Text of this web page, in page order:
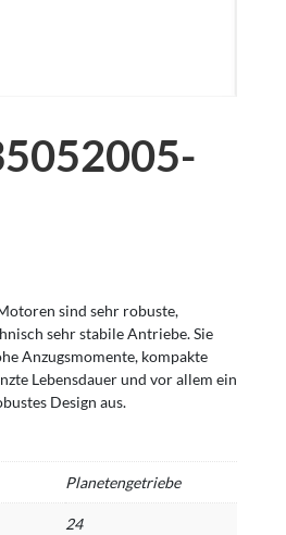
sind sehr robuste,
sehr stabile Antriebe. Sie
Anzugsmomente, kompakte
Lebensdauer und vor allem ein
Design aus.
Planetengetriebe
24